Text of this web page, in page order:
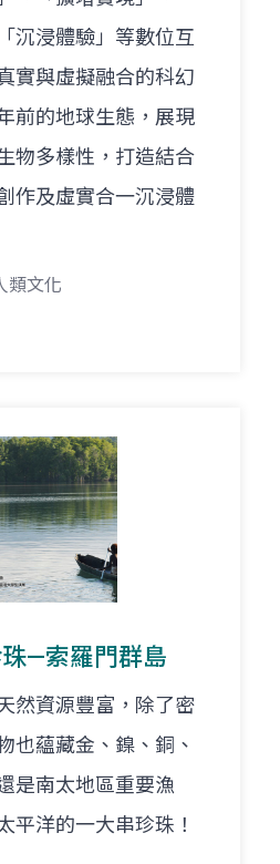
沉浸體驗」等數位互
實與虛擬融合的科幻
前的地球生態，展現
物多樣性，打造結合
作及虛實合一沉浸體
類文化
—索羅門群島
然資源豐富，除了密
也蘊藏金、鎳、銅、
是南太地區重要漁
平洋的一大串珍珠！